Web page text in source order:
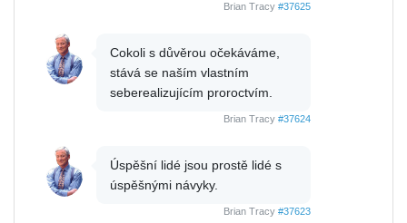
Brian Tracy #37625
Cokoli s důvěrou očekáváme,
stává se naším vlastním
seberealizujícím proroctvím.
Brian Tracy #37624
Úspěšní lidé jsou prostě lidé s
úspěšnými návyky.
Brian Tracy #37623